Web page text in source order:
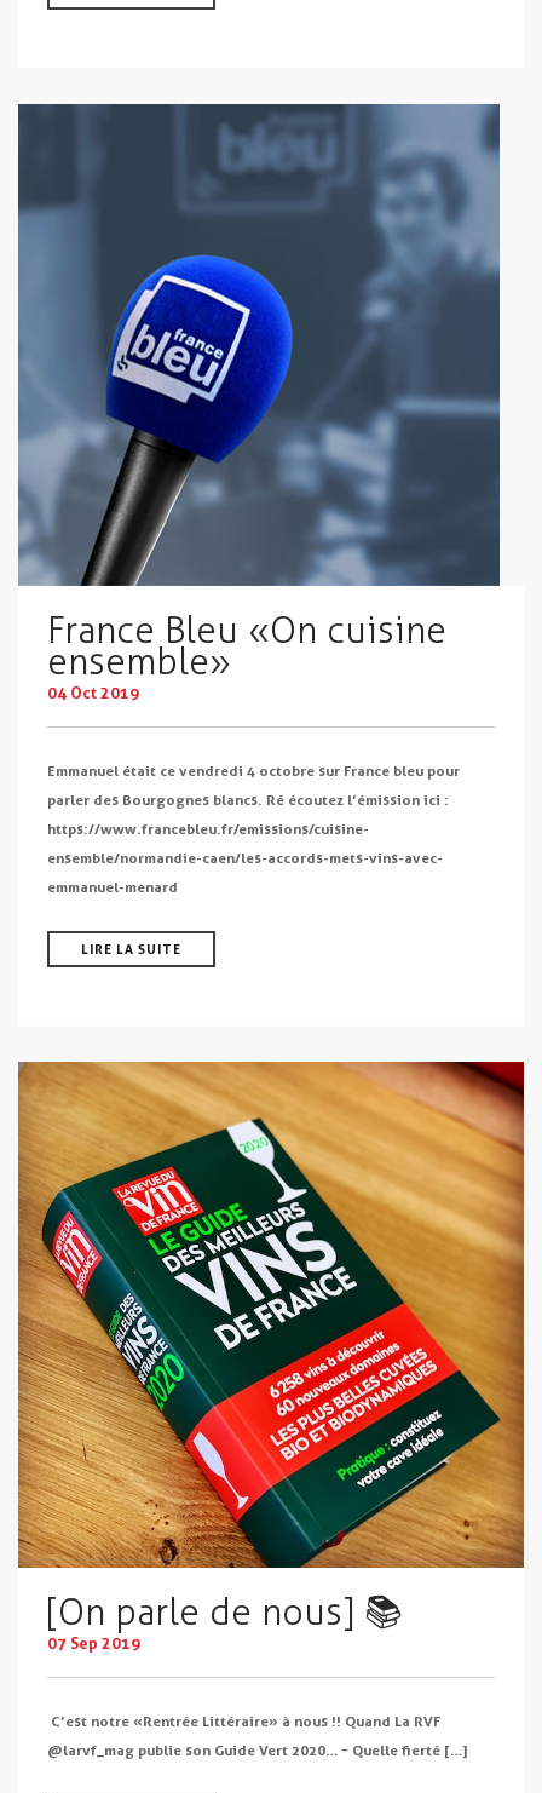
France Bleu « On cuisine
ensemble »
04 Oct 2019
Emmanuel était ce vendredi 4 octobre sur France bleu pour
parler des Bourgognes blancs. Ré écoutez l’émission ici :
https://www.francebleu.fr/emissions/cuisine-
ensemble/normandie-caen/les-accords-mets-vins-avec-
emmanuel-menard
LIRE LA SUITE
[On parle de nous] 📚
07 Sep 2019
C’est notre « Rentrée Littéraire » à nous !! Quand La RVF
@larvf_mag publie son Guide Vert 2020… ~ Quelle fierté […]